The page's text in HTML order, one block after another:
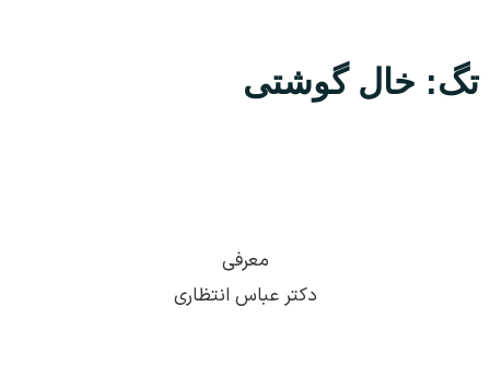
تگ: خال گوشتی
معرفی
دکتر عباس انتظاری